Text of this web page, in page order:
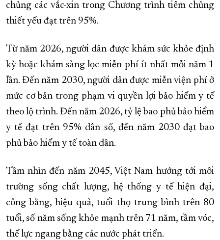
chủng các vắc-xin trong Chương trình tiêm chủng
thiết yếu đạt trên 95%.
Từ năm 2026, người dân được khám sức khỏe định
kỳ hoặc khám sàng lọc miễn phí ít nhất mỗi năm 1
lần. Đến năm 2030, người dân được miễn viện phí ở
mức cơ bản trong phạm vi quyền lợi bảo hiểm y tế
theo lộ trình. Đến năm 2026, tỷ lệ bao phủ bảo hiểm
y tế đạt trên 95% dân số, đến năm 2030 đạt bao
phủ bảo hiểm y tế toàn dân.
Tầm nhìn đến năm 2045, Việt Nam hướng tới môi
trường sống chất lượng, hệ thống y tế hiện đại,
công bằng, hiệu quả, tuổi thọ trung bình trên 80
tuổi, số năm sống khỏe mạnh trên 71 năm, tầm vóc,
thể lực ngang bằng các nước phát triển.